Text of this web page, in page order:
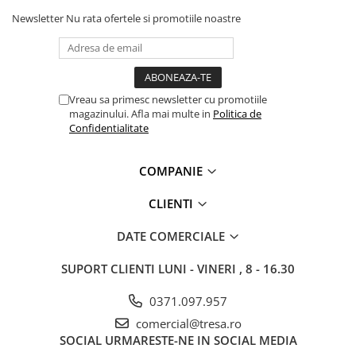
Protecție termică (căldură)
Anti-vibrații
Protecție descărcări electrostatice
CĂȘTI DE PROTECȚIE
Măști și geamuri de sudură
Newsletter Nu rata ofertele si promotiile noastre
Vreau sa primesc newsletter cu promotiile
magazinului. Afla mai multe in Politica de
Confidentialitate
COMPANIE
CLIENTI
DATE COMERCIALE
SUPORT CLIENTI LUNI - VINERI , 8 - 16.30
0371.097.957
comercial@tresa.ro
SOCIAL URMARESTE-NE IN SOCIAL MEDIA